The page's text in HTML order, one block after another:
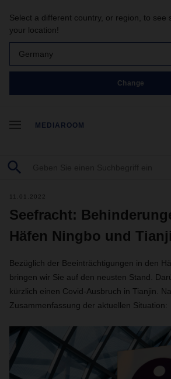
Select a different country, or region, to see
your location!
Germany
Change
MEDIAROOM
11.01.2022
Seefracht:
Häfen Ningbo und
Bezüglich der Beeinträchtigungen in den
bringen wir Sie auf den neusten Stand.
kürzlich einen Covid-Ausbruch in Tianjin.
Zusammenfassung der aktuellen Situation: